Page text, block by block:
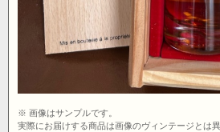
※ 画像はサンプルです。
実際にお届けする商品は画像のヴィンテージとは異